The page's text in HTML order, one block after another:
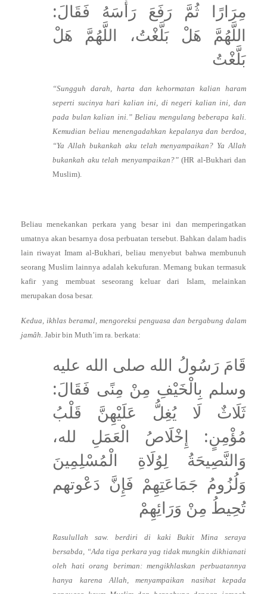
مِرَارًا ثُمَّ رَفَعَ رَأْسَهُ فَقَالَ:
اللَّهُمَّ هَلْ بَلَّغْتُ، اللَّهُمَّ هَلْ
بَلَّغْتُ
“Sungguh darah, harta dan kehormatan kalian haram
seperti sucinya hari kalian ini, di negeri kalian ini, dan
pada bulan kalian ini.” Beliau mengulang beberapa kali.
Kemudian beliau menengadahkan kepalanya dan berdoa,
“Ya Allah bukankah aku telah menyampaikan? Ya Allah
bukankah aku telah menyampaikan?”(HR al-Bukhari dan
Muslim).
Beliau menekankan perkara yang besar ini dan memperingatkan
umatnya akan besarnya dosa perbuatan tersebut. Bahkan dalam hadis
lain riwayat Imam al-Bukhari, beliau menyebut bahwa membunuh
seorang Muslim lainnya adalah kekufuran. Memang bukan termasuk
kafir yang membuat seseorang keluar dari Islam, melainkan
merupakan dosa besar.
Kedua, ikhlas beramal, mengoreksi penguasa dan bergabung dalam
jamâh. Jabir bin Muth’im ra. berkata:
قَامَ رَسُولُ الله صلى الله عليه
وسلم بِالْخَيْفِ مِنْ مِنًى فَقَالَ:
ثَلَاثٌ لَا يُغِلُّ عَلَيْهِنَّ قَلْبُ
مُؤْمِنٍ: إِخْلَاصُ الْعَمَلِ لله،
وَالنَّصِيحَةُ لِوُلَاةِ الْمُسْلِمِينَ
وَلُزُومُ جَمَاعَتِهِمْ فَإِنَّ دَعْوتهم
تُحِيطُ مِنْ وَرَائِهِمْ
Rasulullah saw. berdiri di kaki Bukit Mina seraya
bersabda, “Ada tiga perkara yag tidak mungkin dikhianati
oleh hati orang beriman: mengikhlaskan perbuatannya
hanya karena Allah, menyampaikan nasihat kepada